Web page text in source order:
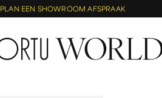
PLAN EEN SHOWROOM AFSPRAAK